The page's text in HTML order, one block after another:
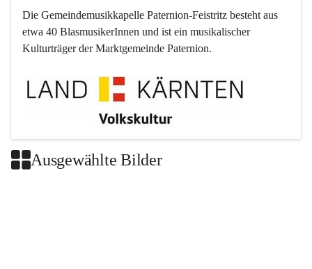
Die Gemeindemusikkapelle Paternion-Feistritz besteht aus
etwa 40 BlasmusikerInnen und ist ein musikalischer
Kulturträger der Marktgemeinde Paternion.
Ausgewählte Bilder